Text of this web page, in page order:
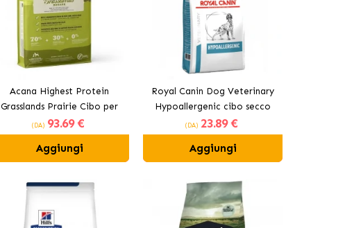
Acana Highest Protein
Grasslands Prairie Cibo per
cani adulti con agnello
(DA) 93.69 €
Aggiungi
Royal Canin Dog Veterinary
Hypoallergenic cibo secco
per cani adulti
(DA) 23.89 €
Aggiungi